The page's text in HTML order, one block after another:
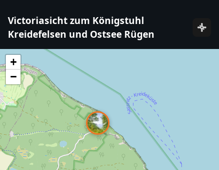
Victoriasicht zum Königstuhl
Kreidefelsen und Ostsee Rügen
+
−